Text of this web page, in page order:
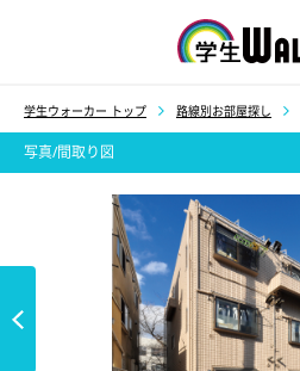
学生ウォーカー トップ 路線別お部屋探し
写真/間取り図